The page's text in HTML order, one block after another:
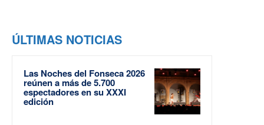
ÚLTIMAS NOTICIAS
Las Noches del Fonseca 2026
reúnen a más de 5.700
espectadores en su XXXI
edición